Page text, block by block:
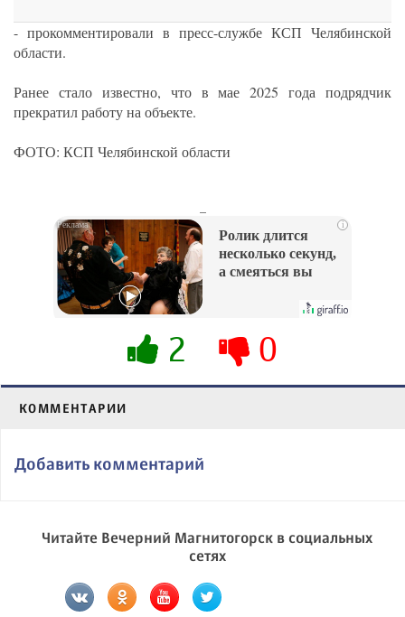
- прокомментировали в пресс-службе КСП Челябинской
области.
Ранее стало известно, что в мае 2025 года подрядчик
прекратил работу на объекте.
ФОТО: КСП Челябинской области
i
Ролик длится
несколько секунд,
а смеяться вы
2 0
КОММЕНТАРИИ
Добавить комментарий
Читайте Вечерний Магнитогорск в социальных
сетях